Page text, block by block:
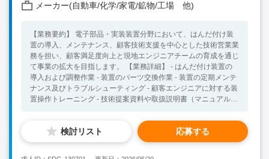
メーカー(自動車/化学/家電/鉱物/工場 他)
【業務要約】 電子部品・実装装置分野において、はんだ付け装
置の導入、メンテナンス、顧客技術支援を中心とした技術営業業
務を担い、顧客満足度向上と現地エンジニアチームの育成を通じ
て事業の拡大を目指します。 【業務詳細】 - はんだ付け装置の
導入および調整作業 - 装置のパーツ交換作業 - 装置の定期メンテ
ナンス及びトラブルシューティング - 顧客エンジニアに対する装
置操作トレーニング - 技術提案資料や取扱説明書（マニュアル）
対応（営業同行、技術説明） - 顧客ニーズのヒアリングと提案サ
ポート - 新規導入案件に対する技術的フォローアップ 【必須要
件】 ・ 高等学校卒業以上※WP取得のため ・ 英語の日常会話レ
検討リスト 応募する